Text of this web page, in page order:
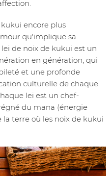
encore plus
qu'implique sa
de noix de kukui est un
en génération, qui
et une profonde
culturelle de chaque
lei est un chef-
du mana (énergie
terre où les noix de kukui